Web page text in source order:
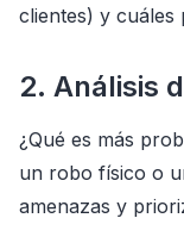
clientes) y cuáles
2. Análisis
¿Qué es más
un robo físico o
amenazas y